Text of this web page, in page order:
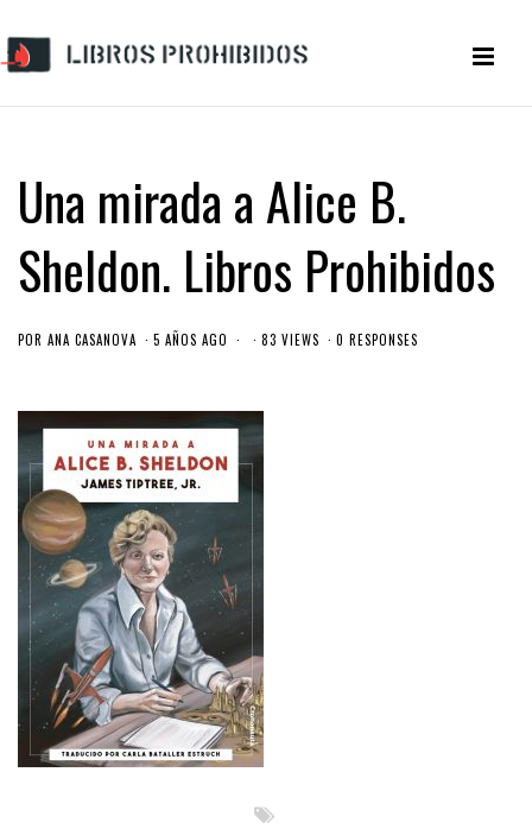
Una mirada a Alice B.
Sheldon. Libros Prohibidos
POR ANA CASANOVA 5 AÑOS AGO 83 VIEWS 0 RESPONSES